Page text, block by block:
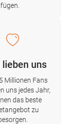
lieben uns
Millionen Fans
uns jedes Jahr,
das beste
zu